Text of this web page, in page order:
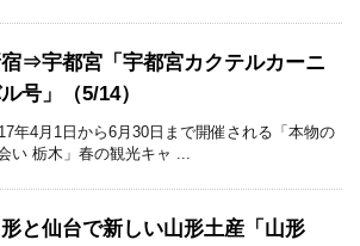
⇒宇都宮「宇都宮カクテルカーニ
号」（5/14）
年4月1日から6月30日まで開催される「本物の
い 栃木」春の観光キャ ...
と仙台で新しい山形土産「山形